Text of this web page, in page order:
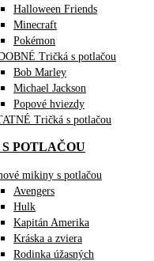
Halloween Friends
Minecraft
Pokémon
Tričká s potlačou
Bob Marley
Michael Jackson
Popové hviezdy
Tričká s potlačou
POTLAČOU
mikiny s potlačou
Avengers
Hulk
Kapitán Amerika
Kráska a zviera
Rodinka úžasných